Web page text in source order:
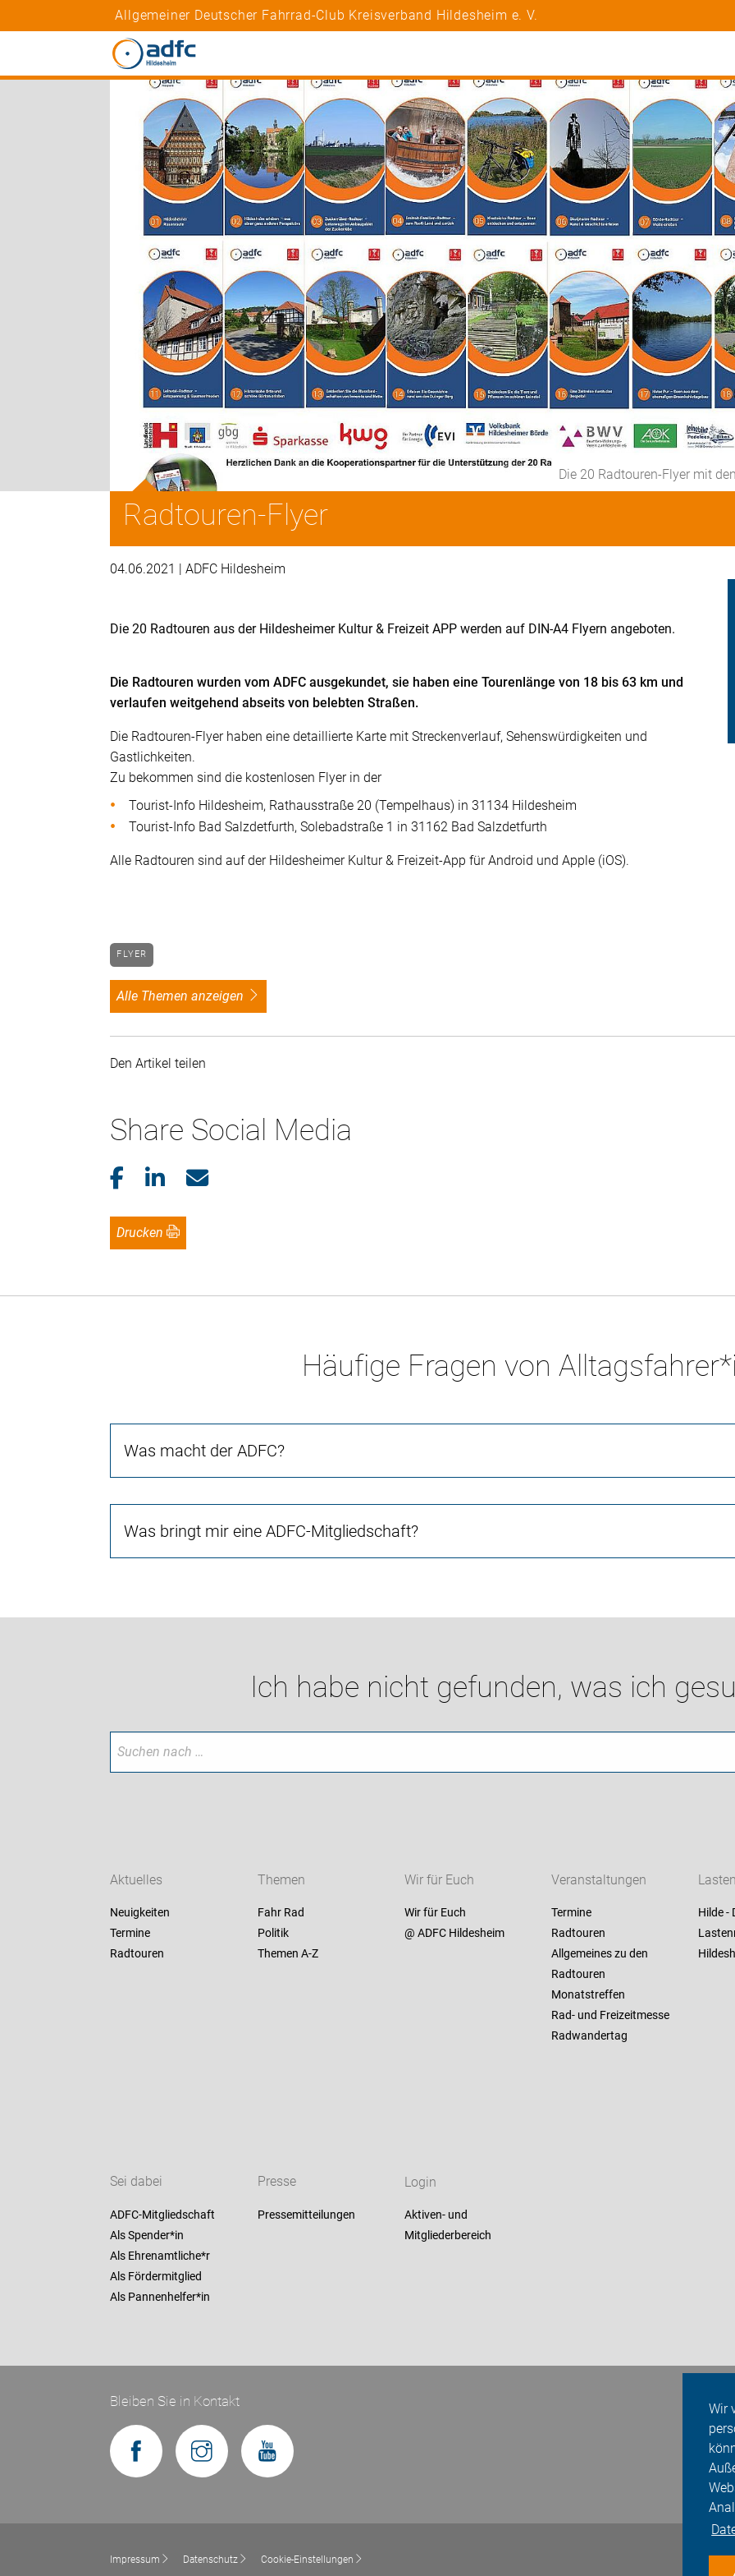
Wir
Allgemeiner Deutscher Fahrrad-Club Kreisverband Hildesheim e. V.
Die 20 Radtouren-Flyer mit
Radtouren-Flyer
04.06.2021 | ADFC Hildesheim
Die 20 Radtouren aus der Hildesheimer Kultur & Freizeit APP werden auf DIN-A4 Flyern angeboten.
Die Radtouren wurden vom ADFC ausgekundet, sie haben eine Tourenlänge von 18 bis 63 km und
verlaufen weitgehend abseits von belebten Straßen.
Die Radtouren-Flyer haben eine detaillierte Karte mit Streckenverlauf, Sehenswürdigkeiten und
Gastlichkeiten.
Zu bekommen sind die kostenlosen Flyer in der
Tourist-Info Hildesheim, Rathausstraße 20 (Tempelhaus) in 31134 Hildesheim
Tourist-Info Bad Salzdetfurth, Solebadstraße 1 in 31162 Bad Salzdetfurth
Alle Radtouren sind auf der Hildesheimer Kultur & Freizeit-App für Android und Apple (iOS).
FLYER
alle Themen anzeigen
Den Artikel teilen
Share Social Media
Drucken
Häufige Fragen von
Was macht der ADFC?
Was bringt mir eine ADFC-Mitgliedschaft?
Ich habe nicht gefunden, was ich
Aktuelles
Neuigkeiten
Termine
Radtouren
Themen
Fahr Rad
Politik
Themen A-Z
Wir für Euch
Wir für Euch
@ ADFC Hildesheim
Veranstaltungen
Termine
Radtouren
Allgemeines zu den
Radtouren
Monatstreffen
Rad- und Freizeitmesse
Radwandertag
Hilde -
Sei dabei
ADFC-Mitgliedschaft
Als Spender*in
Als Ehrenamtliche*r
Als Fördermitglied
Als Pannenhelfer*in
Presse
Pressemitteilungen
Login
Aktiven- und
Mitgliederbereich
Bleiben Sie in Kontakt
Impressum Datenschutz Cookie-Einstellungen